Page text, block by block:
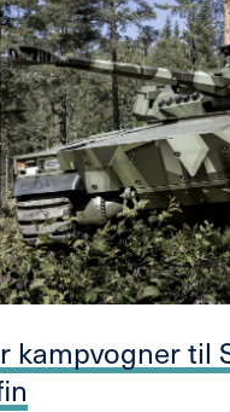
kampvogner til